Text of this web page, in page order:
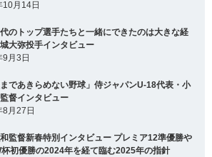
月14日
代のトップ選手たちと一緒にできたのは大きな経
大弥投手インタビュー
月3日
まであきらめない野球」侍ジャパンU-18代表・小
督インタビュー
月27日
監督新春特別インタビュー プレミア12準優勝や
初優勝の2024年を経て臨む2025年の指針